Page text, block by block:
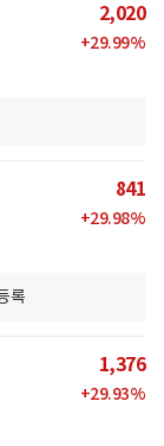
2,020
+29.99%
841
+29.98%
록
1,376
+29.93%